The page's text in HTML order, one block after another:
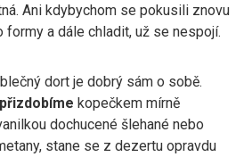
Ani kdybychom se pokusili znovu
formy a dále chladit, už se nespojí.
dort je dobrý sám o sobě.
přizdobíme kopečkem mírně
dochucené šlehané nebo
stane se z dezertu opravdu